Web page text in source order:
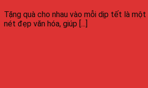
Tặng quà cho nhau vào mỗi dịp tết là một
nét đẹp văn hóa, giúp [...]